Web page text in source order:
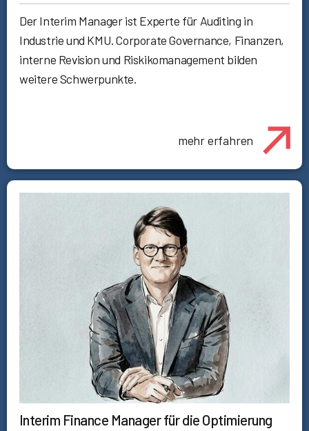
Der Interim Manager ist Experte für Auditing in
Industrie und KMU. Corporate Governance, Finanzen,
interne Revision und Riskikomanagement bilden
weitere Schwerpunkte.
mehr erfahren
Interim Finance Manager für die Optimierung